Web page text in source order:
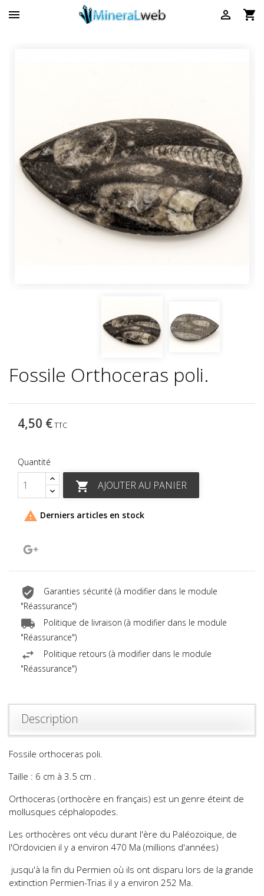
 

Fossile Orthoceras poli.
4,50 €TTC
Quantité
 AJOUTER AU PANIER
 Derniers articles en stock
Garanties sécurité (à modifier dans le module
"Réassurance")
Politique de livraison (à modifier dans le module
"Réassurance")
Politique retours (à modifier dans le module
"Réassurance")
Description
Fossile orthoceras poli.
Taille : 6 cm à 3.5 cm .
Orthoceras (orthocère en français) est un genre éteint de
mollusques céphalopodes.
Les orthocères ont vécu durant l'ère du Paléozoïque, de
l'Ordovicien il y a environ 470 Ma (millions d'années)
jusqu'à la fin du Permien où ils ont disparu lors de la grande
extinction Permien-Trias il y a environ 252 Ma.